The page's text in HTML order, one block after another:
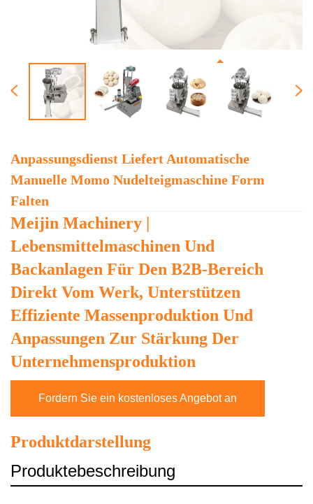
Anpassungsdienst Liefert Automatische
Manuelle Momo Nudelteigmaschine Form
Falten
Meijin Machinery |
Lebensmittelmaschinen Und
Backanlagen Für Den B2B-Bereich
Direkt Vom Werk, Unterstützen
Effiziente Massenproduktion Und
Anpassungen Zur Stärkung Der
Unternehmensproduktion
Fordern Sie ein kostenloses Angebot an
Produktdarstellung
Produktebeschreibung